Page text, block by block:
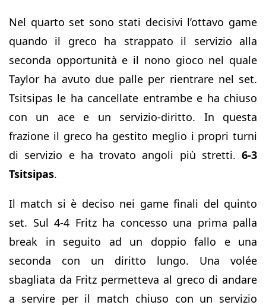
Nel quarto set sono stati decisivi l’ottavo game
quando il greco ha strappato il servizio alla
seconda opportunità e il nono gioco nel quale
Taylor ha avuto due palle per rientrare nel set.
Tsitsipas le ha cancellate entrambe e ha chiuso
con un ace e un servizio-diritto. In questa
frazione il greco ha gestito meglio i propri turni
di servizio e ha trovato angoli più stretti. 6-3
Tsitsipas.
Il match si è deciso nei game finali del quinto
set. Sul 4-4 Fritz ha concesso una prima palla
break in seguito ad un doppio fallo e una
seconda con un diritto lungo. Una volée
sbagliata da Fritz permetteva al greco di andare
a servire per il match chiuso con un servizio